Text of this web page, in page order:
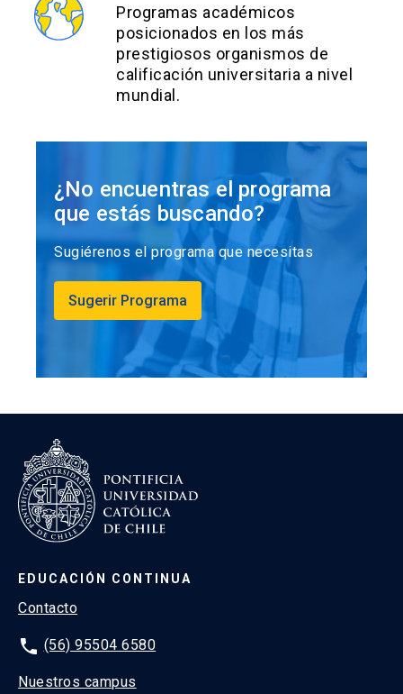
Programas académicos
posicionados en los más
prestigiosos organismos de
calificación universitaria a nivel
mundial.
¿No encuentras el programa
que estás buscando?
Sugiérenos el programa que necesitas
Sugerir Programa
EDUCACIÓN CONTINUA
Contacto
phone (56) 95504 6580
Nuestros campus